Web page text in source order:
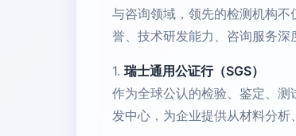
与咨询领域，领先的检测机构
誉、技术研发能力、咨询服务
1. 瑞士通用公证行（SGS）
作为全球公认的检验、鉴定、
发中心，为企业提供从材料分析